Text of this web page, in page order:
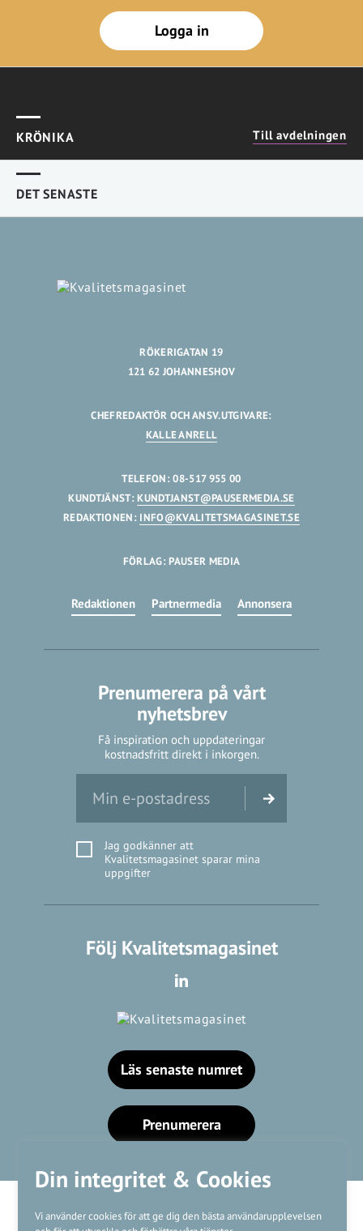
Din integritet & Cookies
Vi använder cookies för att ge dig den bästa användarupplevelsen
Logga in
KRÖNIKA Till avdelningen
DET SENASTE
RÖKERIGATAN 19
121 62 JOHANNESHOV
CHEFREDAKTÖR OCH ANSV.UTGIVARE:
KALLE ANRELL
TELEFON: 08-517 955 00
KUNDTJÄNST:KUNDTJANST@PAUSERMEDIA.SE
REDAKTIONEN: INFO@KVALITETSMAGASINET.SE
FÖRLAG: PAUSER MEDIA
Redaktionen Partnermedia Annonsera
Prenumerera på vårt
nyhetsbrev
Få inspiration och uppdateringar
kostnadsfritt direkt i inkorgen.
Jag godkänner att
Kvalitetsmagasinet sparar mina
uppgifter
Följ Kvalitetsmagasinet
Läs senaste numret
Prenumerera